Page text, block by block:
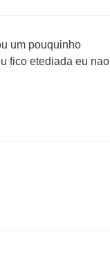
um pouquinho
fico etediada eu nao